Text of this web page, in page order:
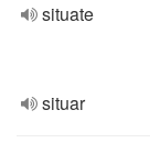
situate
situar